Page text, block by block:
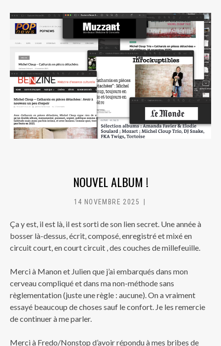
NOUVEL ALBUM !
14 NOVEMBRE 2025
Ça y est, il est là, il est sorti de son lien secret. Une année à
bosser là-dessus, écrit, composé, enregistré et mixé en
circuit court, en court circuit , des couches de millefeuille.
Merci à Manon et Julien que j’ai embarqués dans mon
cerveau compliqué et dans ma non-méthode sans
règlementation (juste une règle : aucune). On a vraiment
essayé beaucoup de choses sauf le confort. Je les remercie
de continuer à me parler.
Merci à Fredo/Nonstop d’avoir répondu à mes bribes de